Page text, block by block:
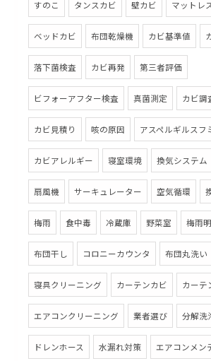
すのこ タンスカビ 壁カビ マットレ
ベッドカビ 布団乾燥機 カビ基準値
落下菌検査 カビ再発 第三者評価
ビフォーアフター検査 真菌測定 カビ調
カビ見積り 咳の原因 アスペルギルスフ
カビアレルギー 寝室環境 換気システム
扇風機 サーキュレーター 空気循環
梅雨 食中毒 冷蔵庫 野菜室 梅雨
布団干し コロニーカウンタ 布団丸洗い
寝具クリーニング カーテンカビ カーテ
エアコンクリーニング 業者選び 分解洗
ドレンホース 水漏れ対策 エアコンメン